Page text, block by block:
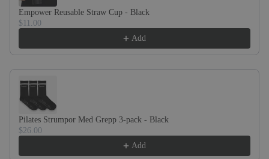
Empower Reusable Straw Cup - Black
$11.00
Add
Pilates Strumpor Med Grepp 3-pack - Black
$26.00
Add